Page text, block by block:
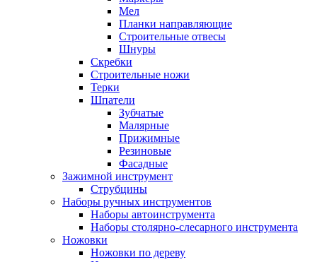
Мел
Планки направляющие
Строительные отвесы
Шнуры
Скребки
Строительные ножи
Терки
Шпатели
Зубчатые
Малярные
Прижимные
Резиновые
Фасадные
Зажимной инструмент
Струбцины
Наборы ручных инструментов
Наборы автоинструмента
Наборы столярно-слесарного инструмента
Ножовки
Ножовки по дереву